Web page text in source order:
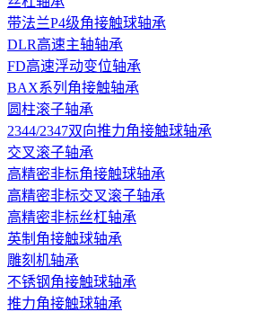
带法兰P4级角接触球轴承
DLR高速主轴轴承
FD高速浮动变位轴承
BAX系列角接触轴承
圆柱滚子轴承
2344/2347双向推力角接触球轴承
交叉滚子轴承
高精密非标角接触球轴承
高精密非标交叉滚子轴承
高精密非标丝杠轴承
英制角接触球轴承
雕刻机轴承
不锈钢角接触球轴承
推力角接触球轴承